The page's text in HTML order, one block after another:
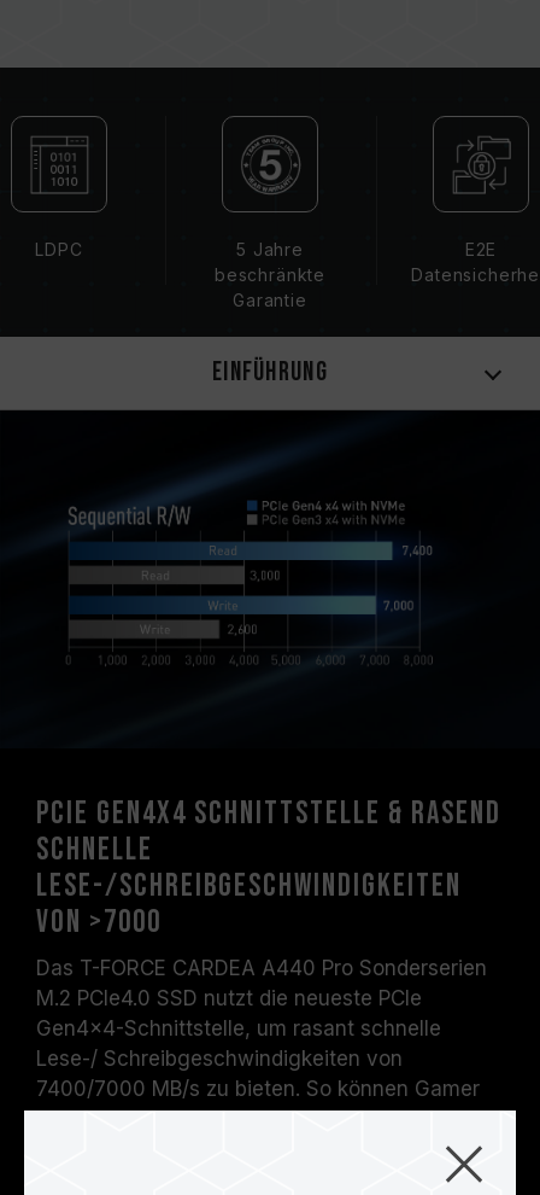
LDPC
5 Jahre
beschränkte
Garantie
E2E
Einführung
PCIe Gen4x4 Schnittstelle & rasend
schnelle
Lese-/Schreibgeschwindigkeiten
von >7000
Das T-FORCE CARDEA A440 Pro Sonderserien
M.2 PCIe4.0 SSD nutzt die neueste PCIe
Gen4x4-Schnittstelle, um rasant schnelle
Lese-/ Schreibgeschwindigkeiten von
7400/7000 MB/s zu bieten. So können Gamer
Geschwindigkeit starten und ein geschmeidiges